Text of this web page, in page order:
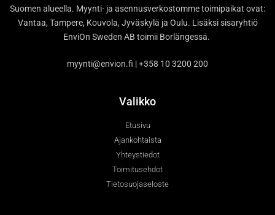
Suomen alueella. Myynti- ja asennusverkostomme toimipaikat ovat:
Vantaa, Tampere, Kouvola, Jyväskylä ja Oulu. Lisäksi sisaryhtiö
EnviOn Sweden AB toimii Borlängessä.
myynti@envion.fi | +358 10 3200 200
Valikko
Etusivu
Ajankohtaista
Yhteystiedot
Toimitusehdot
Tietosuojaseloste